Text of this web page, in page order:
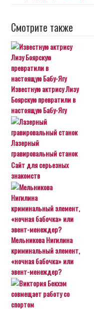
Смотрите также
Известную актрису Лизу
Боярскую превратили в
настоящую Бабу-Ягу
Лазерный
гравировальный станок
Сайт для серьезных
знакомств
Мельникова Нигилина
криминальный элемент,
«ночная бабочка» или
эвент-менеждер?